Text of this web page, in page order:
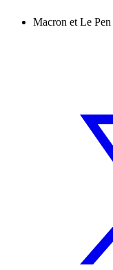
Macron et Le